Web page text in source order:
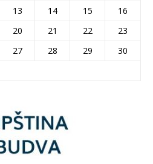
13 14 15
16
20 21 22
23
27 28 29
30